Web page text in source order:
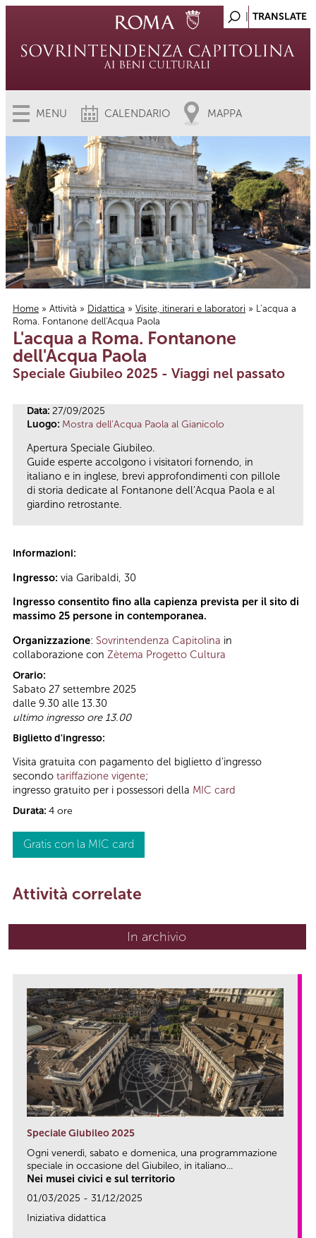
MENU CALENDARIO MAPPA
Tu sei qui
Home » Attività » Didattica » Visite, itinerari e laboratori » L'acqua a
Roma. Fontanone dell'Acqua Paola
L'acqua a Roma. Fontanone
dell'Acqua Paola
Speciale Giubileo 2025 - Viaggi nel passato
Data: 27/09/2025
Luogo: Mostra dell’Acqua Paola al Gianicolo
Apertura Speciale Giubileo.
Guide esperte accolgono i visitatori fornendo, in
italiano e in inglese, brevi approfondimenti con pillole
di storia dedicate al Fontanone dell’Acqua Paola e al
giardino retrostante.
Informazioni:
Ingresso: via Garibaldi, 30
Ingresso consentito fino alla capienza prevista per il sito di
massimo 25 persone in contemporanea.
Organizzazione: Sovrintendenza Capitolina in
collaborazione con Zètema Progetto Cultura
Orario:
Sabato 27 settembre 2025
dalle 9.30 alle 13.30
ultimo ingresso ore 13.00
Biglietto d'ingresso:
Visita gratuita con pagamento del biglietto d’ingresso
secondo tariffazione vigente;
ingresso gratuito per i possessori della MIC card
Durata: 4 ore
Gratis con la MIC card
Attività correlate
In archivio
Speciale Giubileo 2025
Ogni venerdì, sabato e domenica, una programmazione
speciale in occasione del Giubileo, in italiano...
Nei musei civici e sul territorio
01/03/2025 - 31/12/2025
Iniziativa didattica